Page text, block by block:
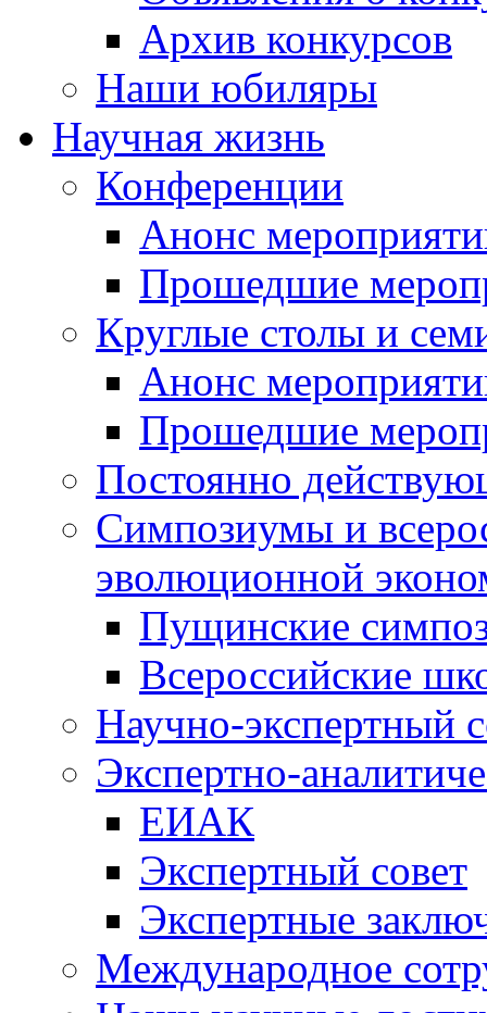
Архив конкурсов
Наши юбиляры
Научная жизнь
Конференции
Анонс
Прошедшие
Круглые столы и
Анонс
Прошедшие
Постоянно
Симпозиумы и
эволюционной
Пущинские
Всероссийские
Научно-экспертный
Экспертно-
ЕИАК
Экспертный совет
Экспертные
Международное